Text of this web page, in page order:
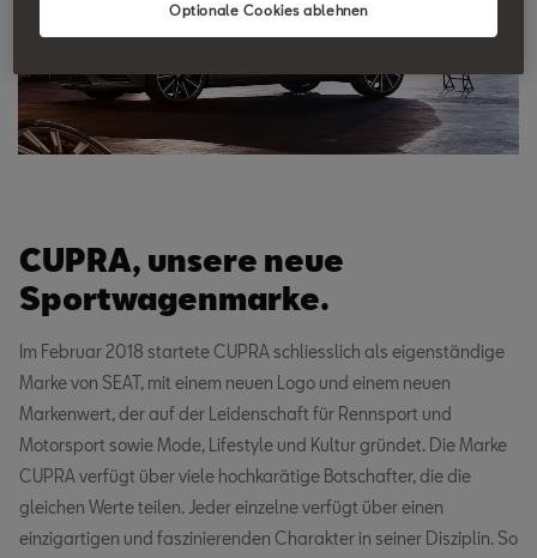
CUPRA, unsere neue
Sportwagenmarke.
Im Februar 2018 startete CUPRA schliesslich als eigenständige
Marke von SEAT, mit einem neuen Logo und einem neuen
Markenwert, der auf der Leidenschaft für Rennsport und
Motorsport sowie Mode, Lifestyle und Kultur gründet. Die Marke
CUPRA verfügt über viele hochkarätige Botschafter, die die
gleichen Werte teilen. Jeder einzelne verfügt über einen
einzigartigen und faszinierenden Charakter in seiner Disziplin. So
Optionale Cookies ablehnen